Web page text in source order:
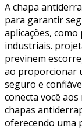
A chapa
para garantir
aplicações, como
industriais.
previnem
ao proporcionar
seguro e
conecta você
chapas
oferecendo uma